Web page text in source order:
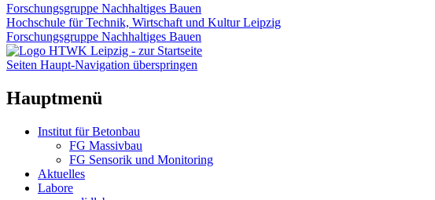
Forschungsgruppe Nachhaltiges Bauen
Hochschule für Technik, Wirtschaft und Kultur Leipzig
Forschungsgruppe Nachhaltiges Bauen
Seiten Haupt-Navigation überspringen
Hauptmenü
Institut für Betonbau
FG Massivbau
FG Sensorik und Monitoring
Aktuelles
Labore